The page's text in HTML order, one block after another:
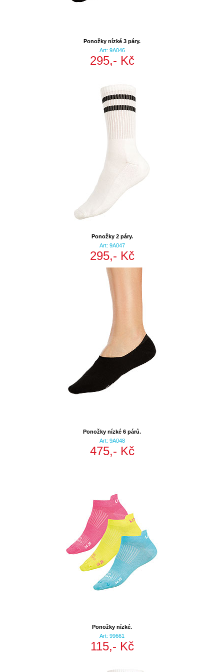
Ponožky nízké 3 páry.
Art: 9A046
295,- Kč
Ponožky 2 páry.
Art: 9A047
295,- Kč
Ponožky nízké 6 párů.
Art: 9A048
475,- Kč
Ponožky nízké.
Art: 99661
115,- Kč